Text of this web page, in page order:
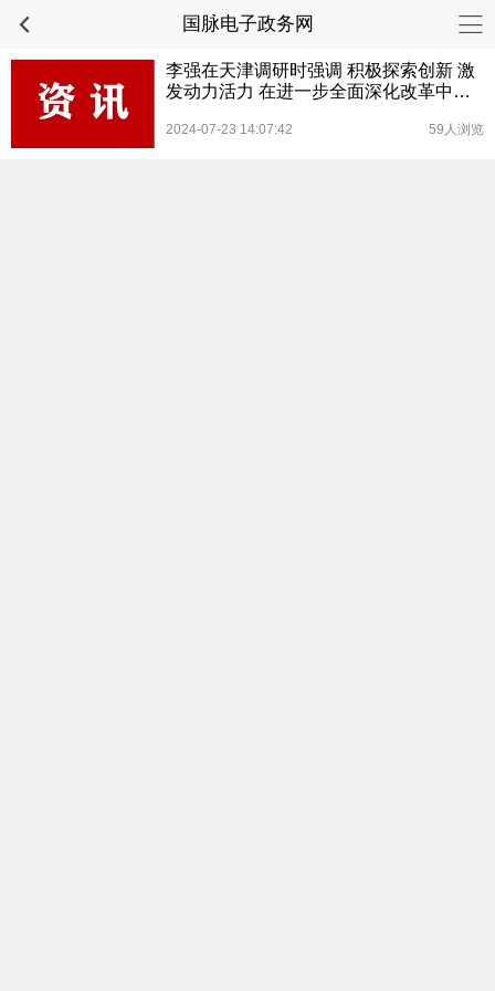
国脉电子政务网
李强在天津调研时强调 积极探索创新 激
发动力活力 在进一步全面深化改革中推
2024-07-23 14:07:42 59人浏览